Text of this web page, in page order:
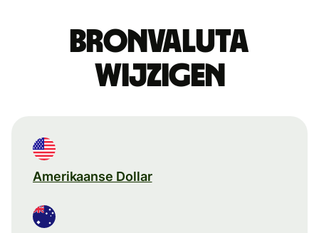
Bronvaluta
wijzigen
Amerikaanse Dollar